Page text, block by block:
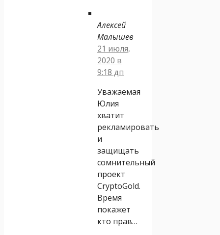
Алексей
Малышев
21 июля,
2020 в
9:18 дп
Уважаемая
Юлия
хватит
рекламировать
и
защищать
сомнительный
проект
CryptoGold.
Время
покажет
кто прав…